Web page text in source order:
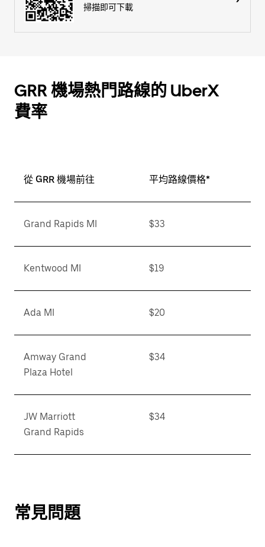
掃描即可下載
GRR 機場熱門路線的 UberX
費率
從 GRR 機場前往 平均路線價格*
Grand Rapids MI $33
Kentwood MI $19
Ada MI $20
Amway Grand
Plaza Hotel
$34
JW Marriott
Grand Rapids
$34
常見問題